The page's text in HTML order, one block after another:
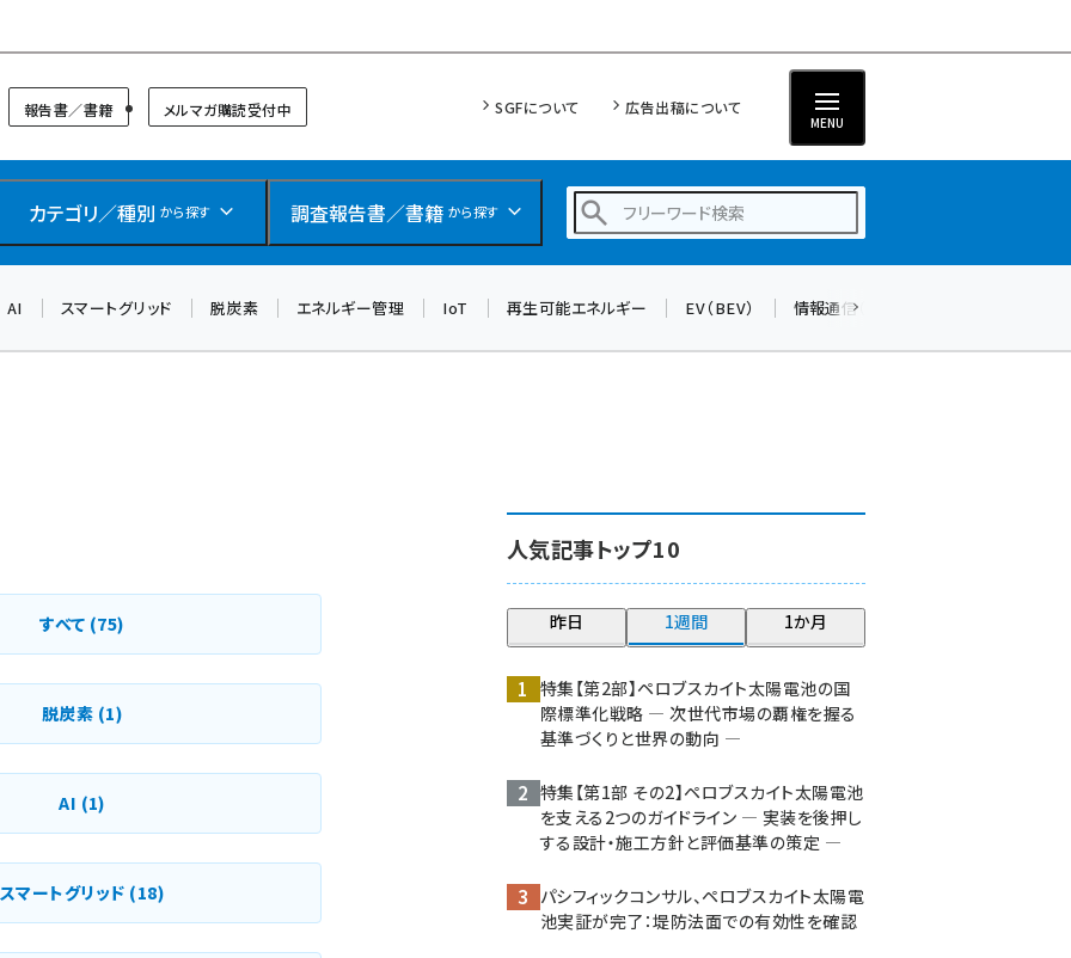
ドフォーラム
報告書／書籍 メルマガ購読受付中 SGFについて 広告出稿について
MENU
カテゴリ／種別 から探す 調査報告書／書籍 から探す
ngn (272)
大串 (216)
aitras (180)
タンデム (145)
AI スマートグリッド 脱炭素 エネルギー管理 IoT 再生可能エネルギー EV（BEV） 情報通信（ICT）
すべて (75)
脱炭素 (1)
AI (1)
スマートグリッド (18)
人気記事トップ10
昨日 1週間 1か月
特集【第2部】ペロブスカイト太陽電池の国
際標準化戦略 ― 次世代市場の覇権を握る
基準づくりと世界の動向 ―
特集【第1部 その2】ペロブスカイト太陽電池
を支える2つのガイドライン ― 実装を後押し
する設計・施工方針と評価基準の策定 ―
パシフィックコンサル、ペロブスカイト太陽電
池実証が完了：堤防法面での有効性を確認